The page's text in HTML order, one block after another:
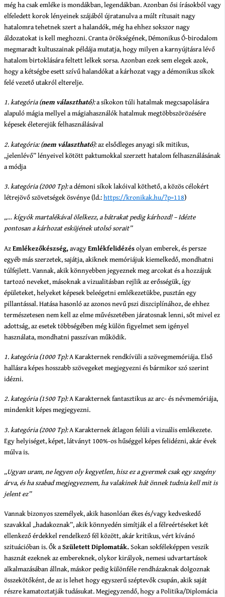
még ha csak emléke is mondákban, legendákban. Azonban ősi írásokból vagy
elfeledett korok lényeinek szájából újratanulva a múlt rítusait nagy
hatalomra tehetnek szert a halandók, még ha ehhez sokszor nagy
áldozatokat is kell meghozni. Cranta örökségének, Démonikus Ó-birodalom
megmaradt kultuszainak példája mutatja, hogy milyen a karnyújtásra lévő
hatalom birtoklására feltett lelkek sorsa. Azonban ezek sem elegek azok,
hogy a kétségbe esett szívű halandókat a kárhozat vagy a démonikus síkok
felé vezető utakról elterelje.
1. kategória (nem választható):a síkokon túli hatalmak megcsapolására
alapuló mágia mellyel a mágiahasználók hatalmuk megtöbbszörözésére
képesek életerejük felhasználásával
2. kategória: (nem választható):az elsődleges anyagi sík mitikus,
„jelenlévő” lényeivel kötött paktumokkal szerzett hatalom felhasználásának
a módja
3. kategória (2000 Tp):a démoni síkok lakóival köthető, a közös célokért
létrejövő szövetségek ösvénye (ld.:https://kronikak.hu/?p=118)
„… kígyók martalékával ölelkezz, a bátrakat pedig kárhozd! – Idézte
pontosan a kárhozat esküjének utolsó sorait”
AzEmlékezőkészség,avagyEmlékfelidézésolyan emberek, és persze
egyéb más szerzetek, sajátja, akiknek memóriájuk kiemelkedő, mondhatni
túlfejlett. Vannak, akik könnyebben jegyeznek meg arcokat és a hozzájuk
tartozó neveket, másoknak a vizualitásban rejlik az erősségük, így
épületeket, helyeket képesek beleégetni emlékezetükbe, pusztán egy
pillantással. Hatása hasonló az azonos nevű pszi diszciplínához, de ehhez
természetesen nem kell az elme művészetében járatosnak lenni, sőt mivel ez
adottság, az esetek többségében még külön figyelmet sem igényel
használata, mondhatni passzívan működik.
1. kategória (1000 Tp):A Karakternek rendkívüli a szövegmemóriája. Első
hallásra képes hosszabb szövegeket megjegyezni és bármikor szó szerint
idézni.
2. kategória (1500 Tp):A Karakternek fantasztikus az arc- és névmemóriája,
mindenkit képes megjegyezni.
3. kategória (2000 Tp):A Karakternek átlagon felüli a vizuális emlékezete.
Egy helyiséget, képet, látványt 100%-os hűséggel képes felidézni, akár évek
múlva is.
„Ugyan uram, ne legyen oly kegyetlen, hisz ez a gyermek csak egy szegény
árva, és ha szabad megjegyeznem, ha valakinek hát önnek tudnia kell mit is
jelent ez”
Vannak bizonyos személyek, akik hasonlóan ékes és/vagy kedveskedő
szavakkal „hadakoznak”, akik könnyedén simítják el a félreértéseket két
ellenkező érdekkel rendelkező fél között, akár kritikus, vért kívánó
szituációban is. Ők aSzületett Diplomaták.Sokan sokféleképpen veszik
hasznát ezeknek az embereknek, olykor királyok, nemesi udvartartások
alkalmazásában állnak, máskor pedig különféle rendházaknak dolgoznak
összekötőként, de az is lehet hogy egyszerű széptevők csupán, akik saját
részre kamatoztatják tudásukat. Megjegyzendő, hogy a Politika/Diplomácia